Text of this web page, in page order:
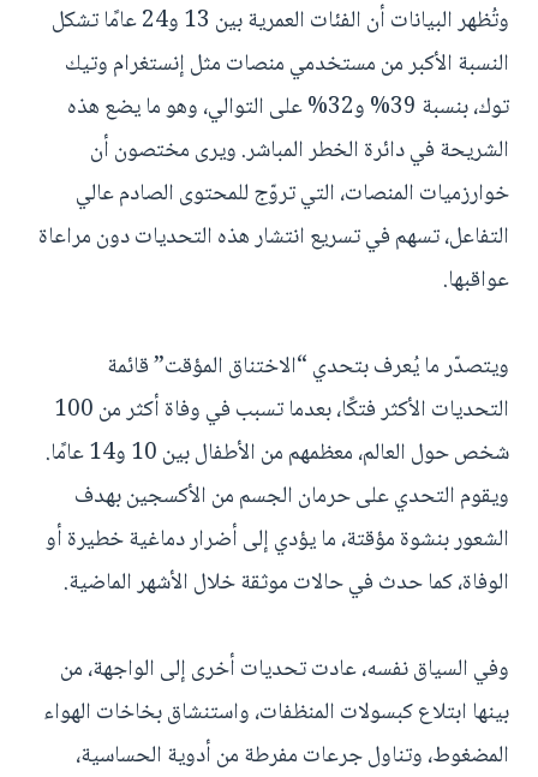
وتُظهر البيانات أن الفئات العمرية بين 13 و24 عامًا تشكل
النسبة الأكبر من مستخدمي منصات مثل إنستغرام وتيك
توك، بنسبة 39% و32% على التوالي، وهو ما يضع هذه
الشريحة في دائرة الخطر المباشر. ويرى مختصون أن
خوارزميات المنصات، التي تروّج للمحتوى الصادم عالي
التفاعل، تسهم في تسريع انتشار هذه التحديات دون مراعاة
عواقبها.
ويتصدّر ما يُعرف بتحدي “الاختناق المؤقت” قائمة
التحديات الأكثر فتكًا، بعدما تسبب في وفاة أكثر من 100
شخص حول العالم، معظمهم من الأطفال بين 10 و14 عامًا.
ويقوم التحدي على حرمان الجسم من الأكسجين بهدف
الشعور بنشوة مؤقتة، ما يؤدي إلى أضرار دماغية خطيرة أو
الوفاة، كما حدث في حالات موثقة خلال الأشهر الماضية.
وفي السياق نفسه، عادت تحديات أخرى إلى الواجهة، من
بينها ابتلاع كبسولات المنظفات، واستنشاق بخاخات الهواء
المضغوط، وتناول جرعات مفرطة من أدوية الحساسية،